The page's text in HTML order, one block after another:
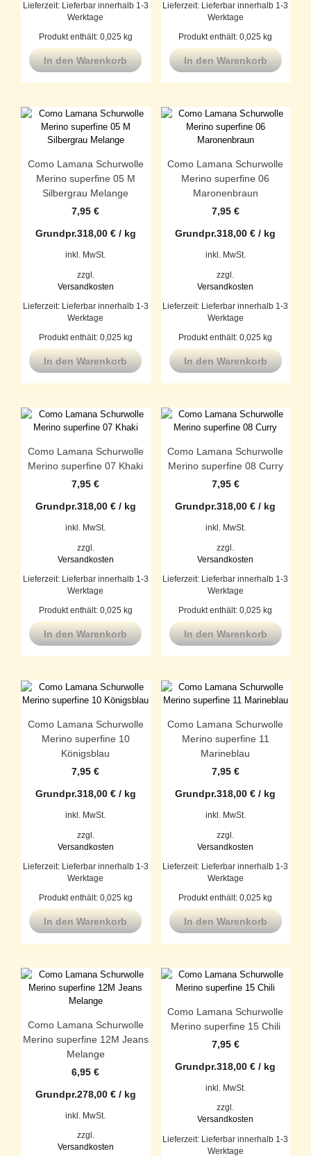
Lieferzeit: Lieferbar innerhalb 1-3
Werktage
Produkt enthält: 0,025 kg
In den Warenkorb
Lieferzeit: Lieferbar innerhalb 1-3
Werktage
Produkt enthält: 0,025 kg
In den Warenkorb
Como Lamana Schurwolle
Merino superfine 05 M
Silbergrau Melange
7,95€
Grundpr.318,00 €/ kg
inkl. MwSt.
zzgl.
Versandkosten
Lieferzeit: Lieferbar innerhalb 1-3
Werktage
Produkt enthält: 0,025 kg
In den Warenkorb
Como Lamana Schurwolle
Merino superfine 06
Maronenbraun
7,95 €
Grundpr.318,00€ / kg
inkl. MwSt.
zzgl.
Versandkosten
Lieferzeit: Lieferbar innerhalb 1-3
Werktage
Produkt enthält: 0,025kg
In den Warenkorb
Como Lamana Schurwolle
Merino superfine 07 Khaki
7,95€
Grundpr.318,00 €/ kg
inkl. MwSt.
zzgl.
Versandkosten
Lieferzeit: Lieferbar innerhalb 1-3
Werktage
Produkt enthält: 0,025 kg
In den Warenkorb
Como Lamana Schurwolle
Merino superfine 08 Curry
7,95 €
Grundpr.318,00€ / kg
inkl. MwSt.
zzgl.
Versandkosten
Lieferzeit: Lieferbar innerhalb 1-3
Werktage
Produkt enthält: 0,025kg
In den Warenkorb
Como Lamana Schurwolle
Merino superfine 10
Königsblau
7,95€
Grundpr.318,00 €/ kg
inkl. MwSt.
zzgl.
Versandkosten
Lieferzeit: Lieferbar innerhalb 1-3
Werktage
Produkt enthält: 0,025 kg
In den Warenkorb
Como Lamana Schurwolle
Merino superfine 11
Marineblau
7,95 €
Grundpr.318,00€ / kg
inkl. MwSt.
zzgl.
Versandkosten
Lieferzeit: Lieferbar innerhalb 1-3
Werktage
Produkt enthält: 0,025kg
In den Warenkorb
Como Lamana Schurwolle
Merino superfine 12M Jeans
Melange
6,95€
Grundpr.278,00 €/ kg
inkl. MwSt.
zzgl.
Versandkosten
Como Lamana Schurwolle
Merino superfine 15 Chili
7,95 €
Grundpr.318,00€ / kg
inkl. MwSt.
zzgl.
Versandkosten
Lieferzeit: Lieferbar innerhalb 1-3
Werktage